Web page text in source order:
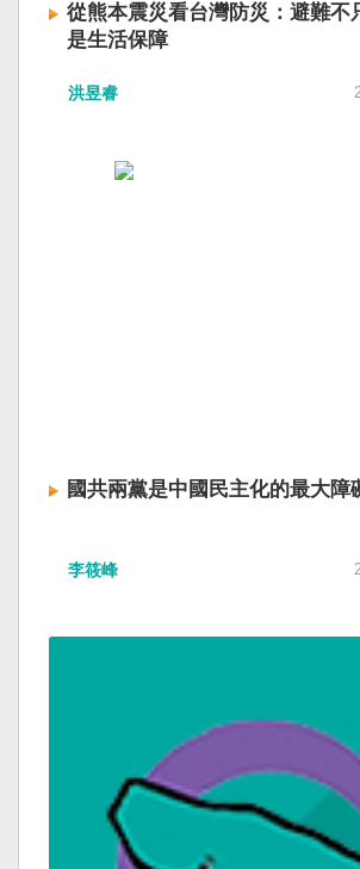
從熊本震災看台灣防災：避難不
是生活保障
洪昱睿
國共兩黨是中國民主化的最大障
李筱峰